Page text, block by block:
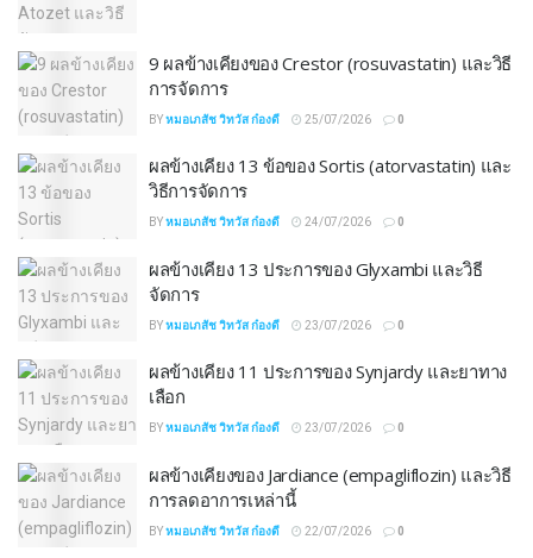
9 ผลข้างเคียงของ Crestor (rosuvastatin) และวิธี
การจัดการ
BYหมอเภสัช วิทวัส ก๋องดี 25/07/2026 0
ผลข้างเคียง 13 ข้อของ Sortis (atorvastatin) และ
วิธีการจัดการ
BYหมอเภสัช วิทวัส ก๋องดี 24/07/2026 0
ผลข้างเคียง 13 ประการของ Glyxambi และวิธี
จัดการ
BYหมอเภสัช วิทวัส ก๋องดี 23/07/2026 0
ผลข้างเคียง 11 ประการของ Synjardy และยาทาง
เลือก
BYหมอเภสัช วิทวัส ก๋องดี 23/07/2026 0
ผลข้างเคียงของ Jardiance (empagliflozin) และวิธี
การลดอาการเหล่านี้
BYหมอเภสัช วิทวัส ก๋องดี 22/07/2026 0